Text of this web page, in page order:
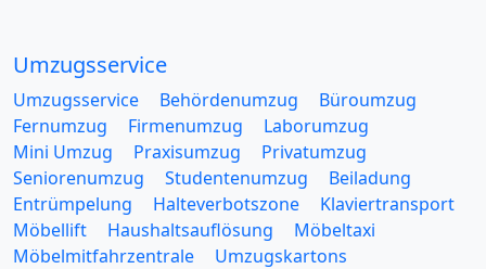
Umzugsservice
Umzugsservice Behördenumzug
Büroumzug
Fernumzug
Firmenumzug
Laborumzug
Mini Umzug
Praxisumzug
Privatumzug
Seniorenumzug
Studentenumzug
Beiladung
Entrümpelung
Halteverbotszone
Klaviertransport
Möbellift
Haushaltsauflösung
Möbeltaxi
Möbelmitfahrzentrale
Umzugskartons